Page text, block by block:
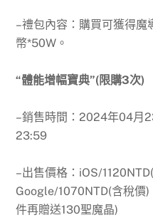
–禮包內容：購買可獲得魔
幣*50W。
“體能增幅寶典”(限購3次)
–銷售時間：2024年04月
23:59
–出售價格：iOS/
Google/1070NTD(含稅價
件再贈送130聖魔晶)